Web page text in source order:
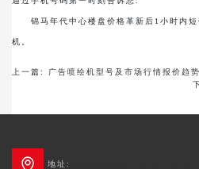
锦马年代中心楼盘价格革新后1小时内短
机。
上一篇: 广告喷绘机型号及市场行情报价趋
地址: